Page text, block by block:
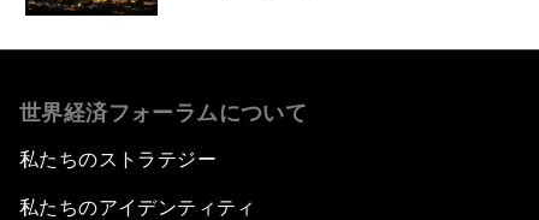
世界経済フォーラムについて
私たちのストラテジー
私たちのアイデンティティ